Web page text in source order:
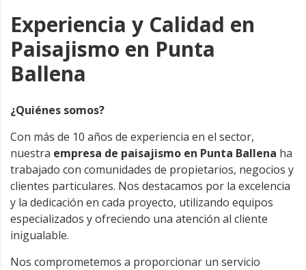
Experiencia y Calidad en
Paisajismo en Punta
Ballena
¿Quiénes somos?
Con más de 10 años de experiencia en el sector,
nuestra empresa de paisajismo en Punta Ballena ha
trabajado con comunidades de propietarios, negocios y
clientes particulares. Nos destacamos por la excelencia
y la dedicación en cada proyecto, utilizando equipos
especializados y ofreciendo una atención al cliente
inigualable.
Nos comprometemos a proporcionar un servicio